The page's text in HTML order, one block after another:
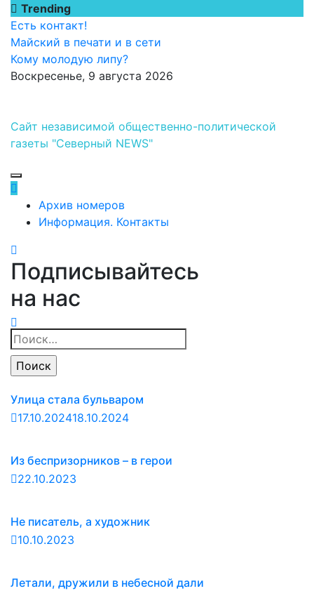
Перейти
содержимому
Trending
Есть контакт!
Майский в печати и в сети
Кому молодую липу?
Воскресенье, 9 августа 2026
Сайт независимой общественно-политической
газеты "Северный NEWS"
Архив номеров
Информация. Контакты
Подписывайтесь
на нас
Найти:
Улица стала бульваром
17.10.202418.10.2024
Из беспризорников – в герои
22.10.2023
Не писатель, а художник
10.10.2023
Летали, дружили в небесной дали